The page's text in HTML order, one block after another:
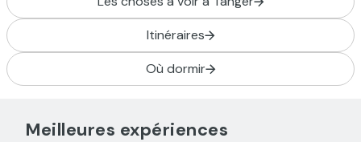
Itinéraires
Où dormir
Meilleures expériences